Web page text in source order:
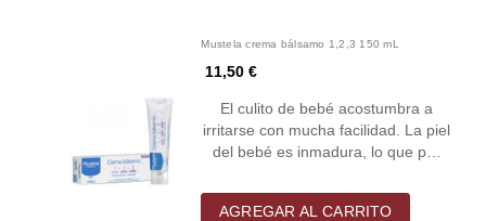
Mustela crema bálsamo 1,2,3 150 mL
11,50 €
El culito de bebé acostumbra a
irritarse con mucha facilidad. La piel
del bebé es inmadura, lo que p…
AGREGAR AL CARRITO